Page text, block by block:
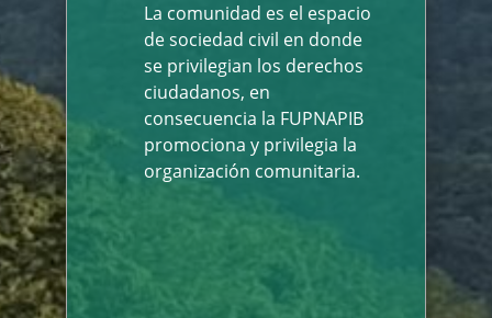
La comunidad es el espacio
de sociedad civil en donde
se privilegian los derechos
ciudadanos, en
consecuencia la FUPNAPIB
promociona y privilegia la
organización comunitaria.